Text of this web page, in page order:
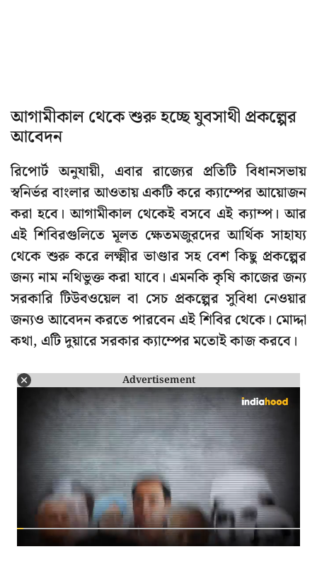
আগামীকাল থেকে শুরু হচ্ছে যুবসাথী প্রকল্পের
আবেদন
রিপোর্ট অনুযায়ী, এবার রাজ্যের প্রতিটি বিধানসভায়
স্বনির্ভর বাংলার আওতায় একটি করে ক্যাম্পের আয়োজন
করা হবে। আগামীকাল থেকেই বসবে এই ক্যাম্প। আর
এই শিবিরগুলিতে মূলত ক্ষেতমজুরদের আর্থিক সাহায্য
থেকে শুরু করে লক্ষ্মীর ভাণ্ডার সহ বেশ কিছু প্রকল্পের
জন্য নাম নথিভুক্ত করা যাবে। এমনকি কৃষি কাজের জন্য
সরকারি টিউবওয়েল বা সেচ প্রকল্পের সুবিধা নেওয়ার
জন্যও আবেদন করতে পারবেন এই শিবির থেকে। মোদ্দা
কথা, এটি দুয়ারে সরকার ক্যাম্পের মতোই কাজ করবে।
Advertisement